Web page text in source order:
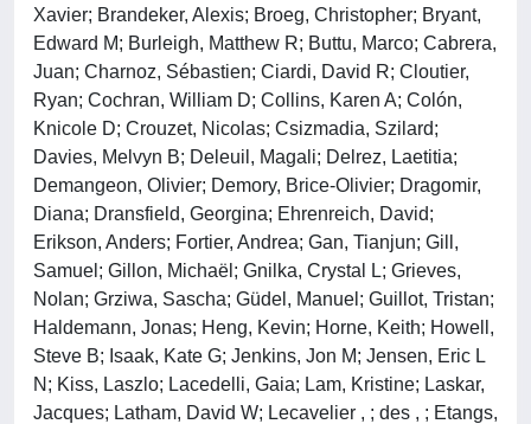
Xavier; Brandeker, Alexis; Broeg, Christopher; Bryant,
Edward M; Burleigh, Matthew R; Buttu, Marco; Cabrera,
Juan; Charnoz, Sébastien; Ciardi, David R; Cloutier,
Ryan; Cochran, William D; Collins, Karen A; Colón,
Knicole D; Crouzet, Nicolas; Csizmadia, Szilard;
Davies, Melvyn B; Deleuil, Magali; Delrez, Laetitia;
Demangeon, Olivier; Demory, Brice-Olivier; Dragomir,
Diana; Dransfield, Georgina; Ehrenreich, David;
Erikson, Anders; Fortier, Andrea; Gan, Tianjun; Gill,
Samuel; Gillon, Michaël; Gnilka, Crystal L; Grieves,
Nolan; Grziwa, Sascha; Güdel, Manuel; Guillot, Tristan;
Haldemann, Jonas; Heng, Kevin; Horne, Keith; Howell,
Steve B; Isaak, Kate G; Jenkins, Jon M; Jensen, Eric L
N; Kiss, Laszlo; Lacedelli, Gaia; Lam, Kristine; Laskar,
Jacques; Latham, David W; Lecavelier , ; des , ; Etangs,